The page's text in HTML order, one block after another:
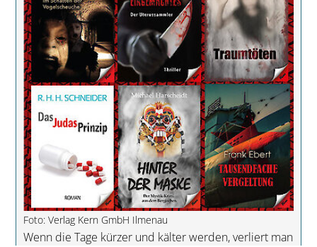
Foto: Verlag Kern GmbH Ilmenau
Wenn die Tage kürzer und kälter werden, verliert man